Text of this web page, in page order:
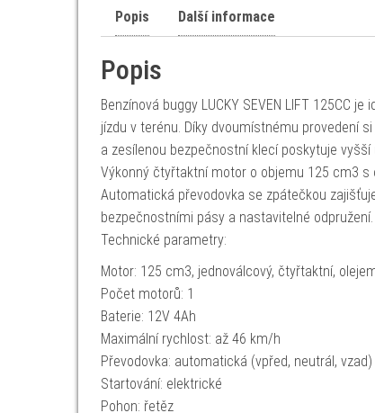
Popis Další informace
Popis
Benzínová buggy LUCKY SEVEN LIFT 125CC
jízdu v terénu. Díky dvoumístnému provedení
a zesílenou bezpečnostní klecí poskytuje
Výkonný čtyřtaktní motor o objemu 125 cm3
Automatická převodovka se zpátečkou
bezpečnostními pásy a nastavitelné odpružení.
Technické parametry:
Motor: 125 cm3, jednoválcový, čtyřtaktní,
Počet motorů: 1
Baterie: 12V 4Ah
Maximální rychlost: až 46 km/h
Převodovka: automatická (vpřed, neutrál, vzad)
Startování: elektrické
Pohon: řetěz